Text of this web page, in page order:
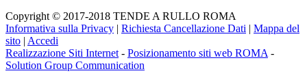
Copyright © 2017-2018 TENDE A RULLO ROMA
Informativa sulla Privacy | Richiesta Cancellazione Dati | Mappa del
sito | Accedi
Realizzazione Siti Internet - Posizionamento siti web ROMA -
Solution Group Communication